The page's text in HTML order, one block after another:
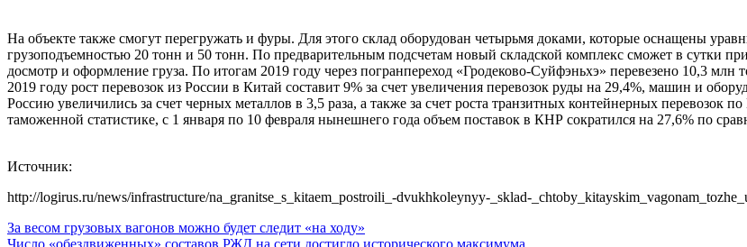
На объекте также смогут перегружать и фуры. Для этого склад оборудован четырьмя доками, которые оснащены
грузоподъемностью 20 тонн и 50 тонн. По предварительным подсчетам новый складской комплекс сможет в сутки
досмотр и оформление груза. По итогам 2019 году через погранпереход «Гродеково-Суйфэньхэ» перевезено 10,3
2019 году рост перевозок из России в Китай составит 9% за счет увеличения перевозок руды на 29,4%, машин и
Россию увеличились за счет черных металлов в 3,5 раза, а также за счет роста транзитных контейнерных
таможенной статистике, с 1 января по 10 февраля нынешнего года объем поставок в КНР сократился на 27,6% по
Источник:
http://logirus.ru/news/infrastructure/na_granitse_s_kitaem_postroili_-dvukhkoleynyy-_sklad-
За весом грузовых вагонов можно будет следит «на ходу»
Число «обездвиженных» составов РЖД на сети достигло исторического максимума